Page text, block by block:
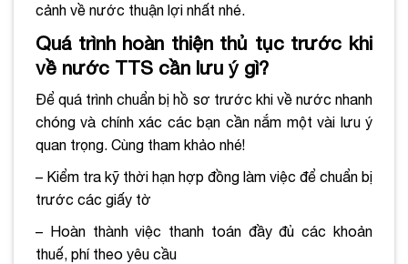
cảnh về nước thuận lợi nhất nhé.
Quá trình hoàn thiện thủ tục trước khi
về nước TTS cần lưu ý gì?
Để quá trình chuẩn bị hồ sơ trước khi về nước nhanh
chóng và chính xác các bạn cần nắm một vài lưu ý
quan trọng. Cùng tham khảo nhé!
– Kiểm tra kỹ thời hạn hợp đồng làm việc để chuẩn bị
trước các giấy tờ
– Hoàn thành việc thanh toán đầy đủ các khoản
thuế, phí theo yêu cầu